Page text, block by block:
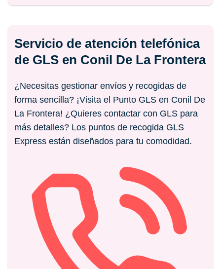
Servicio de atención telefónica
de GLS en Conil De La Frontera
¿Necesitas gestionar envíos y recogidas de
forma sencilla? ¡Visita el Punto GLS en Conil De
La Frontera! ¿Quieres contactar con GLS para
más detalles? Los puntos de recogida GLS
Express están diseñados para tu comodidad.